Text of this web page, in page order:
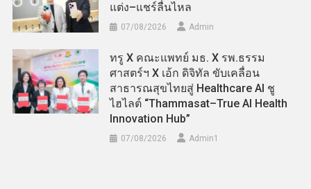
แต่ง–แชร์ลื่นไหล
07/08/2026 Admin
ทรู X คณะแพทย์ มธ. X รพ.ธรรม
ศาสตร์ฯ X เอ้ก ดิจิทัล ขับเคลื่อน
สาธารณสุขไทยสู่ Healthcare AI ชู
ไฮไลต์ “Thammasat–True AI Health
Innovation Hub”
07/08/2026 Admin​1